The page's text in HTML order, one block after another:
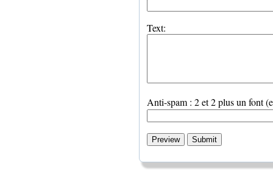
Text:
Anti-spam : 2 et 2 plus un font